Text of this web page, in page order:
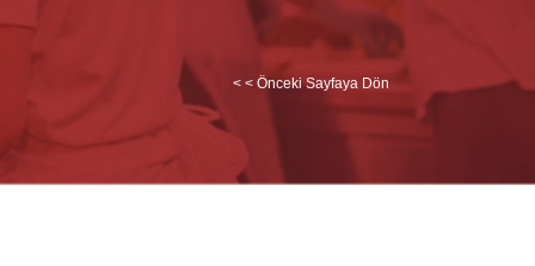
< < Önceki Sayfaya Dön